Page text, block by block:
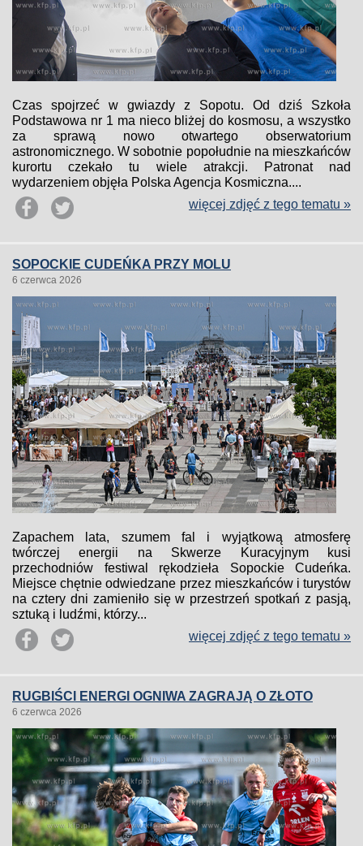
Czas spojrzeć w gwiazdy z Sopotu. Od dziś Szkoła
Podstawowa nr 1 ma nieco bliżej do kosmosu, a wszystko
za sprawą nowo otwartego obserwatorium
astronomicznego. W sobotnie popołudnie na mieszkańców
kurortu czekało tu wiele atrakcji. Patronat nad
wydarzeniem objęła Polska Agencja Kosmiczna....
więcej zdjęć z tego tematu »
SOPOCKIE CUDEŃKA PRZY MOLU
6 czerwca 2026
Zapachem lata, szumem fal i wyjątkową atmosferę
twórczej energii na Skwerze Kuracyjnym kusi
przechodniów festiwal rękodzieła Sopockie Cudeńka.
Miejsce chętnie odwiedzane przez mieszkańców i turystów
na cztery dni zamieniło się w przestrzeń spotkań z pasją,
sztuką i ludźmi, którzy...
więcej zdjęć z tego tematu »
RUGBIŚCI ENERGI OGNIWA ZAGRAJĄ O ZŁOTO
6 czerwca 2026